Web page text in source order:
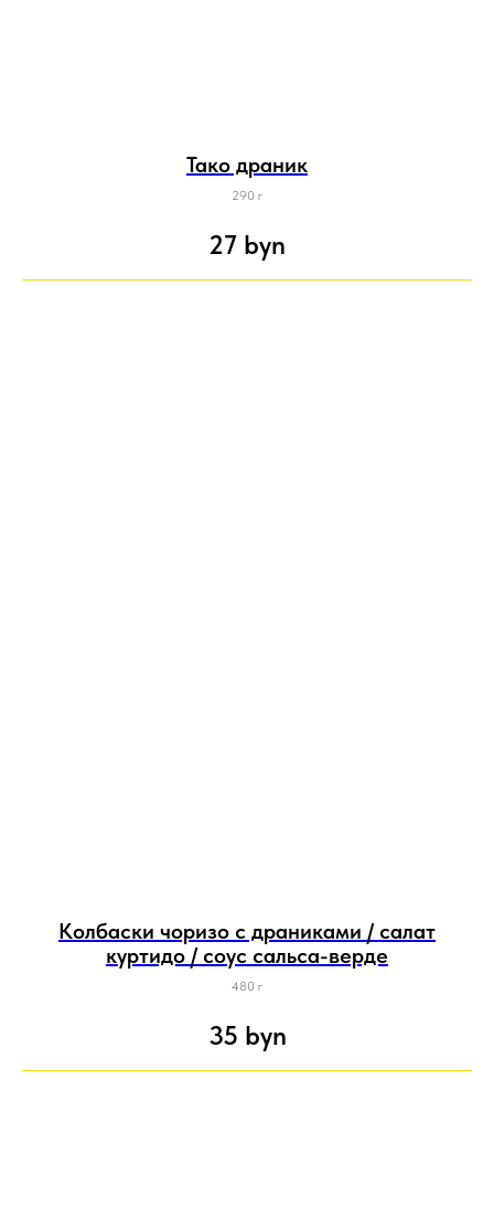
Тако драник
290 г
27 byn
Колбаски чоризо с драниками / салат
куртидо / соус сальса-верде
480 г
35 byn